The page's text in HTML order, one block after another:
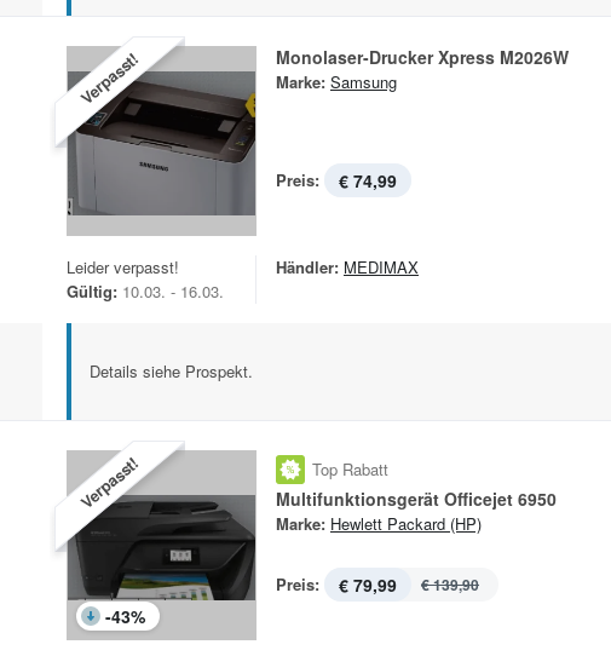
Verpasst! Monolaser-Drucker Xpress M2026W
Marke: Samsung
Preis: € 74,99
Leider verpasst!
Gültig: 10.03. - 16.03.
Händler: MEDIMAX
Details siehe Prospekt.
Verpasst!
-43%
Top Rabatt
Multifunktionsgerät Officejet 6950
Marke: Hewlett Packard (HP)
Preis: € 79,99 € 139,90